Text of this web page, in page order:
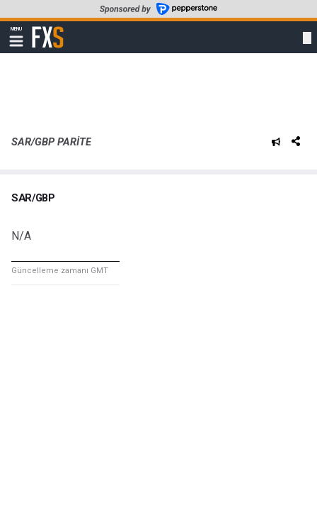
to
main
content
MENU
Show
navigation
FXStreet
SAR/GBP PARITE
SAR/GBP
N/A
Güncelleme zamanı GMT